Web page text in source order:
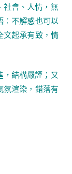
社會、人情，無
：不解惑也可以
文起承有致，情
，結構嚴謹；又
氛渲染，錯落有